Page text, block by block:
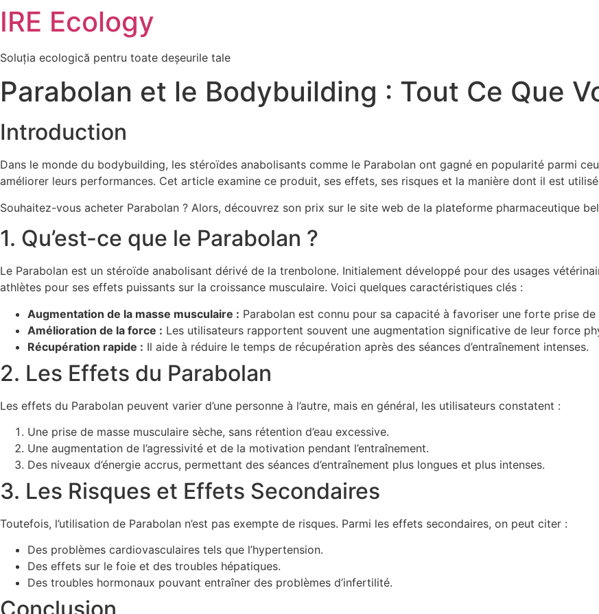
Skip
to
IRE Ecology
Soluția ecologică pentru toate deșeurile tale
Parabolan et le Bodybuilding : Tout Ce Que
Introduction
Dans le monde du bodybuilding, les stéroïdes anabolisants comme le Parabolan ont gagné en popularité parmi
améliorer leurs performances. Cet article examine ce produit, ses effets, ses risques et la manière dont il est
Souhaitez-vous acheter Parabolan ? Alors, découvrez son prix sur le site web de la plateforme pharmaceutique
1. Qu’est-ce que le Parabolan ?
Le Parabolan est un stéroïde anabolisant dérivé de la trenbolone. Initialement développé pour des usages
athlètes pour ses effets puissants sur la croissance musculaire. Voici quelques caractéristiques clés :
Augmentation de la masse musculaire : Parabolan est connu pour sa capacité à favoriser une forte prise de
Amélioration de la force : Les utilisateurs rapportent souvent une augmentation significative de leur force
Récupération rapide : Il aide à réduire le temps de récupération après des séances d’entraînement intenses.
2. Les Effets du Parabolan
Les effets du Parabolan peuvent varier d’une personne à l’autre, mais en général, les utilisateurs constatent :
Une prise de masse musculaire sèche, sans rétention d’eau excessive.
Une augmentation de l’agressivité et de la motivation pendant l’entraînement.
Des niveaux d’énergie accrus, permettant des séances d’entraînement plus longues et plus intenses.
3. Les Risques et Effets Secondaires
Toutefois, l’utilisation de Parabolan n’est pas exempte de risques. Parmi les effets secondaires, on peut citer :
Des problèmes cardiovasculaires tels que l’hypertension.
Des effets sur le foie et des troubles hépatiques.
Des troubles hormonaux pouvant entraîner des problèmes d’infertilité.